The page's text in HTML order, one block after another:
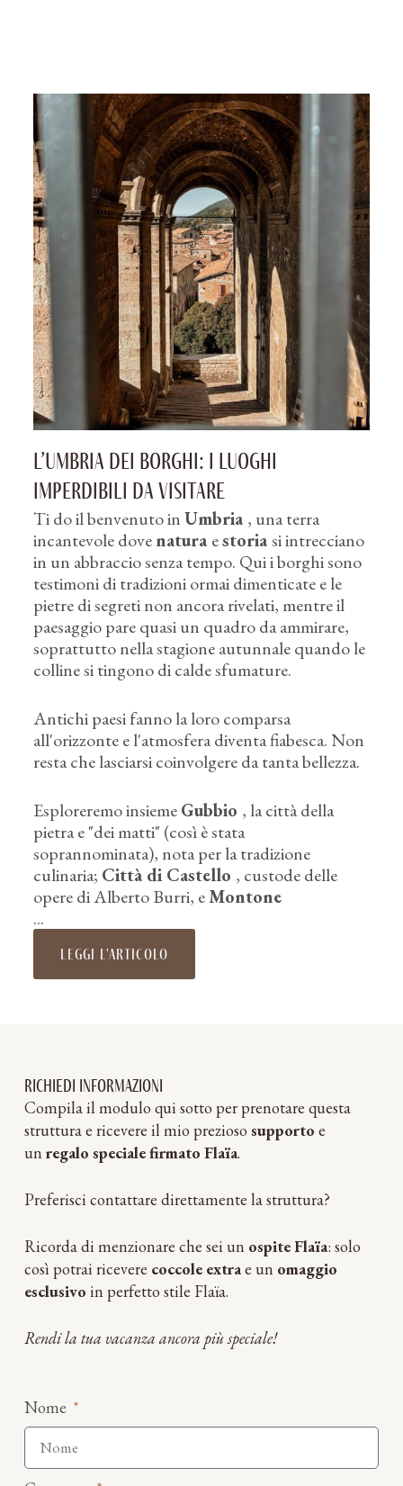
L’Umbria dei borghi: i luoghi
imperdibili da visitare
Ti do il benvenuto inUmbria, una terra
incantevole dovenaturaestoriasi intrecciano
in un abbraccio senza tempo. Qui i borghi sono
testimoni di tradizioni ormai dimenticate e le
pietre di segreti non ancora rivelati, mentre il
paesaggio pare quasi un quadro da ammirare,
soprattutto nella stagione autunnale quando le
colline si tingono di calde sfumature.
Antichi paesi fanno la loro comparsa
all'orizzonte e l'atmosfera diventa fiabesca. Non
resta che lasciarsi coinvolgere da tanta bellezza.
Esploreremo insiemeGubbio , la città della
pietra e "dei matti" (così è stata
soprannominata), nota per la tradizione
culinaria; Città di Castello , custode delle
opere di Alberto Burri, eMontone
...
leggi l'articolo
Richiedi informazioni
Compila il modulo qui sotto per prenotare questa
struttura e ricevere il mio prezioso supporto e
un regalo speciale firmato Flaïa.
Preferisci contattare direttamente la struttura?
Ricorda di menzionare che sei un ospite Flaïa: solo
così potrai ricevere coccole extrae un omaggio
esclusivo in perfetto stile Flaïa.
Rendi la tua vacanza ancora più speciale!
Nome